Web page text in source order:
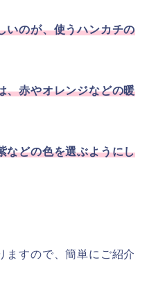
いのが、使うハンカチの
、赤やオレンジなどの暖
などの色を選ぶようにし
ますので、簡単にご紹介